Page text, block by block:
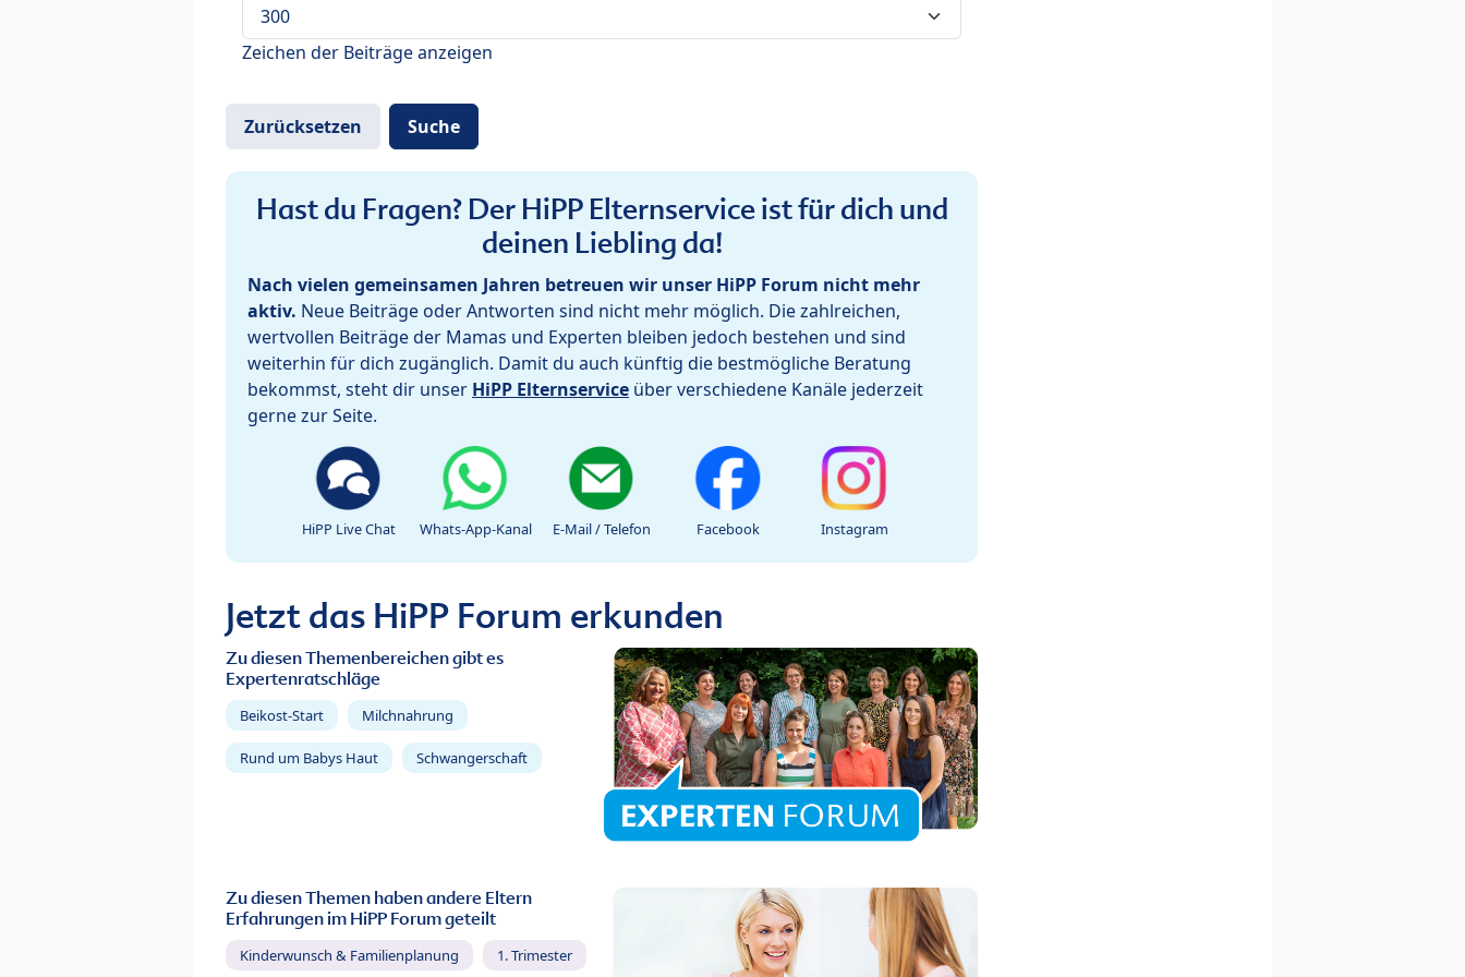
Zeichen der Beiträge anzeigen
Hast du Fragen? Der HiPP Elternservice ist für dich und
deinen Liebling da!
Nach vielen gemeinsamen Jahren betreuen wir unser HiPP Forum nicht mehr
aktiv. Neue Beiträge oder Antworten sind nicht mehr möglich. Die zahlreichen,
wertvollen Beiträge der Mamas und Experten bleiben jedoch bestehen und sind
weiterhin für dich zugänglich. Damit du auch künftig die bestmögliche Beratung
bekommst, steht dir unser HiPP Elternservice über verschiedene Kanäle jederzeit
gerne zur Seite.
HiPP Live Chat Whats-App-Kanal E-Mail / Telefon Facebook Instagram
Jetzt das HiPP Forum erkunden
Zu diesen Themenbereichen gibt es
Expertenratschläge
Beikost-Start Milchnahrung
Rund um Babys Haut Schwangerschaft
Zu diesen Themen haben andere Eltern
Erfahrungen im HiPP Forum geteilt
Kinderwunsch & Familienplanung 1. Trimester